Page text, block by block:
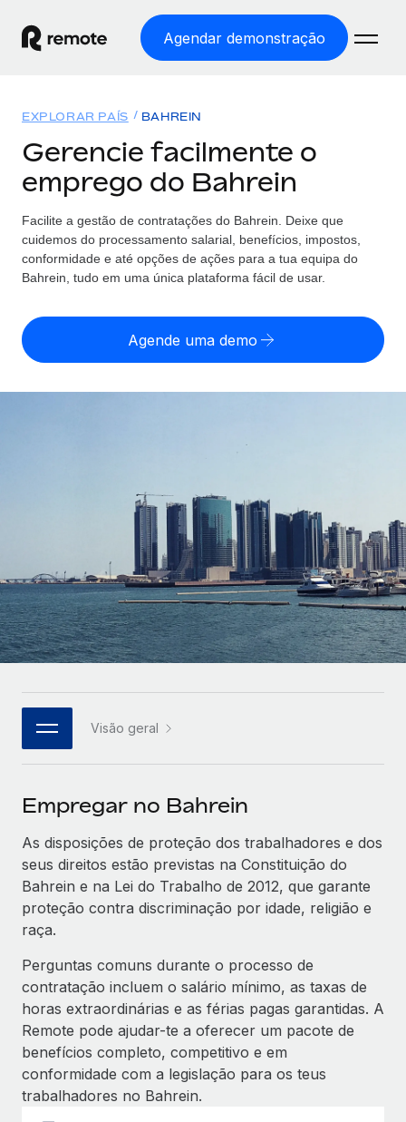
Agendar demonstração
EMPREGO GLOBAL
Processamento Salarial
Processamento salarial fácil e em conformidade
Employer of Record
entidades
Perguntar a um especialista
Obtenha apoio especializado em RH e
conformidade globais
Soluções
COBERTURA GLOBAL
Explorador de países
Encontra apoio para emprego global por país
Comparar a Remote
Veja como nos comparamos com os outros
Integre os RH globais na sua plataforma de forma
Preçário
English
Italiano
Português (Portugal)
日本語
한국어
中文（简体）
Início de sessão
EXPLORAR PAÍS BAHREIN
Gerencie facilmente o
emprego do Bahrein
Facilite a gestão de contratações do Bahrein. Deixe que
cuidemos do processamento salarial, benefícios, impostos,
conformidade e até opções de ações para a tua equipa do
Bahrein, tudo em uma única plataforma fácil de usar.
Agende uma demo
Visão geral
Empregar no Bahrein
As disposições de proteção dos trabalhadores e dos
seus direitos estão previstas na Constituição do
Bahrein e na Lei do Trabalho de 2012, que garante
proteção contra discriminação por idade, religião e
raça.
Perguntas comuns durante o processo de
contratação incluem o salário mínimo, as taxas de
horas extraordinárias e as férias pagas garantidas. A
Remote pode ajudar-te a oferecer um pacote de
benefícios completo, competitivo e em
conformidade com a legislação para os teus
trabalhadores no Bahrein.